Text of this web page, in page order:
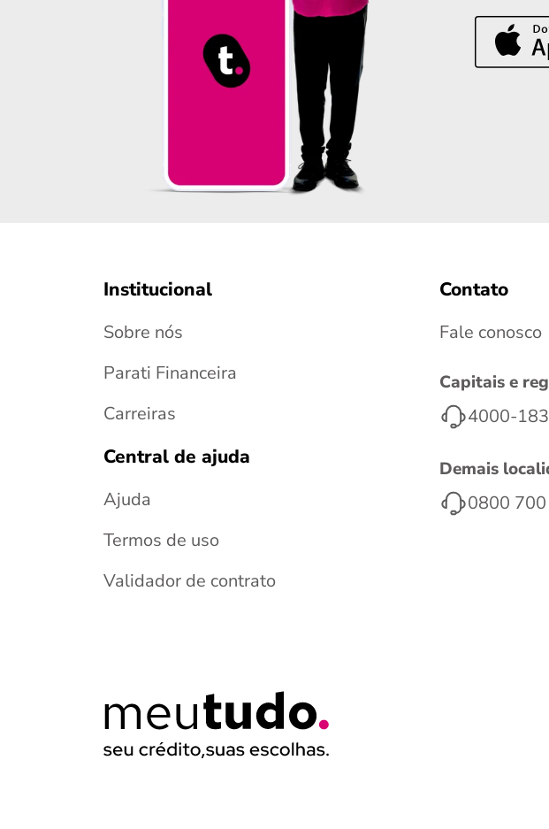
Institucional
Sobre nós
Parati Financeira
Carreiras
Central de ajuda
Ajuda
Termos de uso
Validador de contrato
Contato
Fale conosco
Capitais e
4000-
Demais
0800